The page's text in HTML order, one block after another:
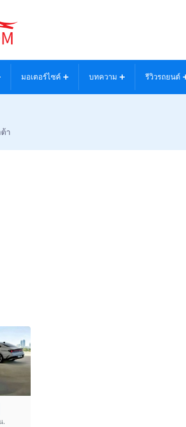
มอเตอร์ไซค์ บทความ รีวิวรถยนต์
า
.